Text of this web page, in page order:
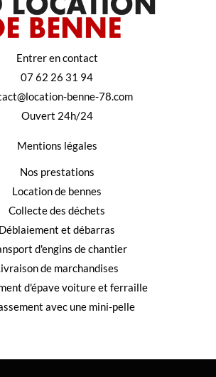
Entrer en contact
07 62 26 31 94
benne-78.com
Ouvert 24h/24
Mentions légales
Nos prestations
Location de bennes
Collecte des déchets
Déblaiement et débarras
d'engins de chantier
de marchandises
d'épave voiture et ferraille
avec une mini-pelle